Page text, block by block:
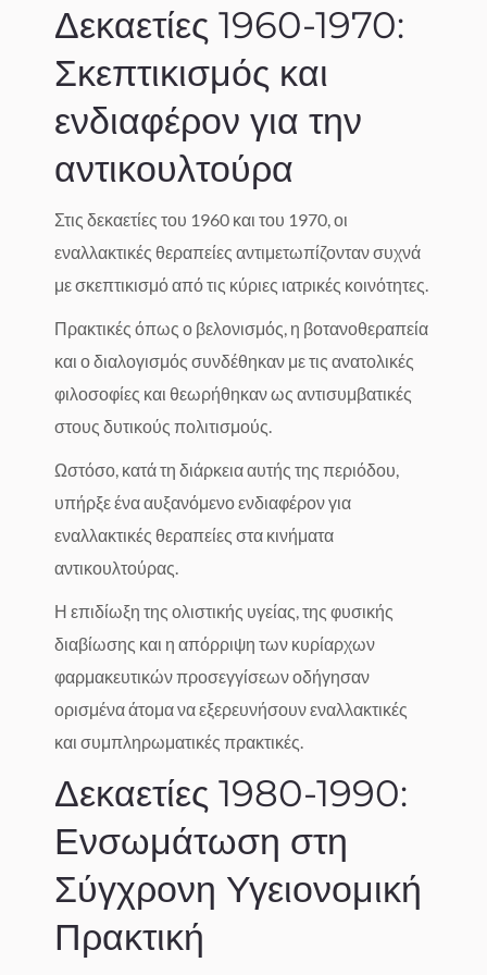
Δεκαετίες 1960-1970:
Σκεπτικισμός και
ενδιαφέρον για την
αντικουλτούρα
Στις δεκαετίες του 1960 και του 1970, οι
εναλλακτικές θεραπείες αντιμετωπίζονταν συχνά
με σκεπτικισμό από τις κύριες ιατρικές κοινότητες.
Πρακτικές όπως ο βελονισμός, η βοτανοθεραπεία
και ο διαλογισμός συνδέθηκαν με τις ανατολικές
φιλοσοφίες και θεωρήθηκαν ως αντισυμβατικές
στους δυτικούς πολιτισμούς.
Ωστόσο, κατά τη διάρκεια αυτής της περιόδου,
υπήρξε ένα αυξανόμενο ενδιαφέρον για
εναλλακτικές θεραπείες στα κινήματα
αντικουλτούρας.
Η επιδίωξη της ολιστικής υγείας, της φυσικής
διαβίωσης και η απόρριψη των κυρίαρχων
φαρμακευτικών προσεγγίσεων οδήγησαν
ορισμένα άτομα να εξερευνήσουν εναλλακτικές
και συμπληρωματικές πρακτικές.
Δεκαετίες 1980-1990:
Ενσωμάτωση στη
Σύγχρονη Υγειονομική
Πρακτική